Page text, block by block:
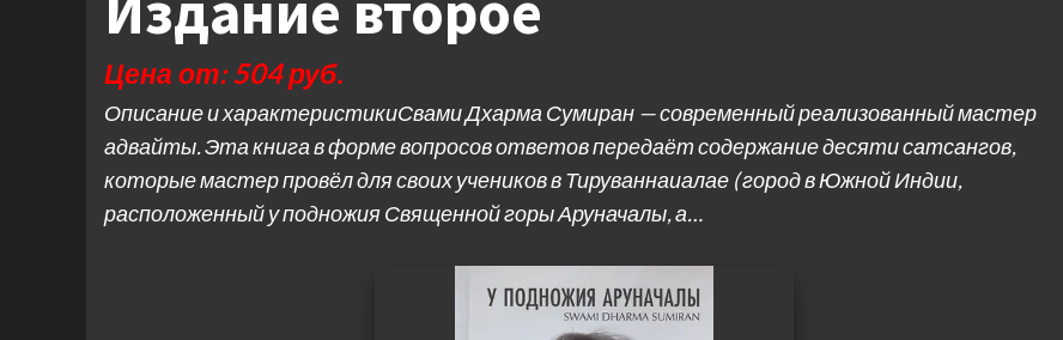
Цена от: 504 руб.
Описание и характеристикиСвами Дхарма Сумиран — современный реализованный мастер
адвайты. Эта книга в форме вопросов ответов передаёт содержание десяти сатсангов,
которые мастер провёл для своих учеников в Тируваннаиалае ( город в Южной Индии,
расположенный у подножия Священной горы Аруначалы, а…